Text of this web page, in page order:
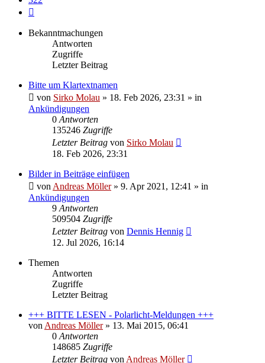
Bekanntmachungen
Antworten
Zugriffe
Letzter Beitrag
Bitte um Klartextnamen
von Sirko Molau » 18. Feb 2026, 23:31 » in
Ankündigungen
0 Antworten
135246 Zugriffe
Letzter Beitrag von Sirko Molau
18. Feb 2026, 23:31
Bilder in Beiträge einfügen
von Andreas Möller» 9. Apr 2021, 12:41 » in
Ankündigungen
9 Antworten
509504 Zugriffe
Letzter Beitrag von Dennis Hennig
12. Jul 2026, 16:14
Themen
Antworten
Zugriffe
Letzter Beitrag
+++ BITTE LESEN - Polarlicht-Meldungen +++
von Andreas Möller» 13. Mai 2015, 06:41
0 Antworten
148685 Zugriffe
Letzter Beitrag von Andreas Möller